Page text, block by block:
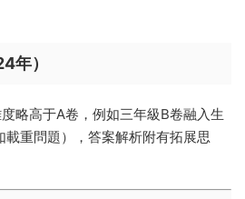
年）
略高于A卷，例如三年級B卷融入生
載重問題），答案解析附有拓展思